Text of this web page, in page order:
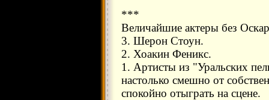
***
Величайшие актеры без
3. Шерон Стоун.
2. Хоакин Феникс.
1. Артисты из "Уральских
настолько смешно от
спокойно отыграть на сцене.